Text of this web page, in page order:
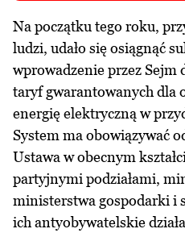
Na początku tego roku,
ludzi, udało się osiągnąć
wprowadzenie przez Sejm
taryf gwarantowanych dla
energię elektryczną w
System ma obowiązywać
Ustawa w obecnym
partyjnymi podziałami,
ministerstwa gospodarki i
ich antyobywatelskie